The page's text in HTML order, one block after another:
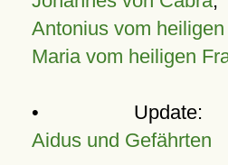
Antonius vom
Maria vom heiligen
•
Aidus und Gefährten